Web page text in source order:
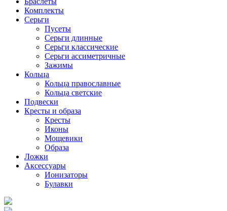
Комплекты
Серьги
Пусеты
Серьги длинные
Серьги классические
Серьги ассиметричные
Зажимы
Кольца
Кольца православные
Кольца светские
Подвески
Кресты и образа
Кресты
Иконы
Мощевики
Образа
Ложки
Аксессуары
Ионизаторы
Булавки